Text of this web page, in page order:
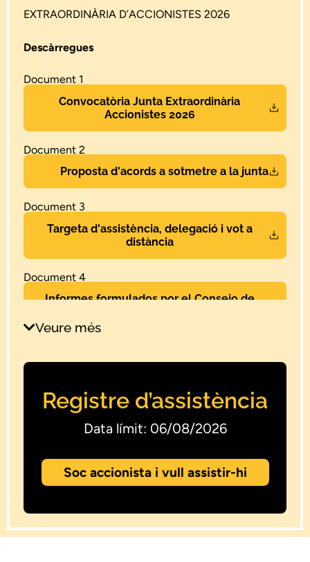
EXTRAORDINÀRIA D’ACCIONISTES 2026
Descàrregues
Document 1
Convocatòria Junta Extraordinària
Accionistes 2026
Document 2
Proposta d'acords a sotmetre a la junta
Document 3
Targeta d'assistència, delegació i vot a
distància
Document 4
Informes formulados por el Consejo de
Veure més
Registre d’assistència
Data límit: 06/08/2026
Soc accionista i vull assistir-hi